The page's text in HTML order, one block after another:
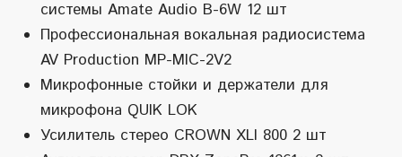
системы Amate Audio B-6W 12 шт
Профессиональная вокальная радиосистема
AV Production MP-MIC-2V2
Микрофонные стойки и держатели для
микрофона QUIK LOK
Усилитель стерео CROWN XLI 800 2 шт